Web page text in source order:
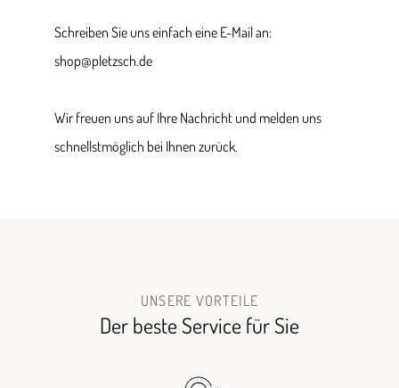
Schreiben Sie uns einfach eine E-Mail an:
shop@pletzsch.de
Wir freuen uns auf Ihre Nachricht und melden uns
schnellstmöglich bei Ihnen zurück.
UNSERE VORTEILE
Der beste Service für Sie